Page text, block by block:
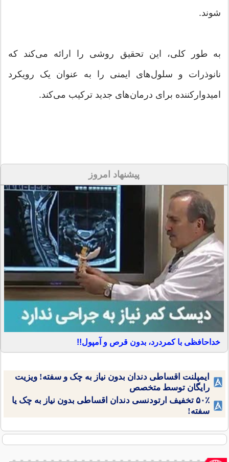
شوند.
به طور کلی، این تحقیق روشی را ارائه می‌کند که
نانوذرات و سلول‌های ایمنی را به عنوان یک رویکرد
امیدوارکننده برای درمان‌های جدید ترکیب می‌کند.
پیشنهاد امروز
خداحافظی با کمردرد، بدون قرص و آمپول!!
ایمپلنت اقساطی دندان بدون نیاز به چک و سفته! ویزیت
رایگان توسط متخصص
۵۰٪ تخفیف ارتودنسی دندان اقساطی بدون نیاز به چک یا
سفته!